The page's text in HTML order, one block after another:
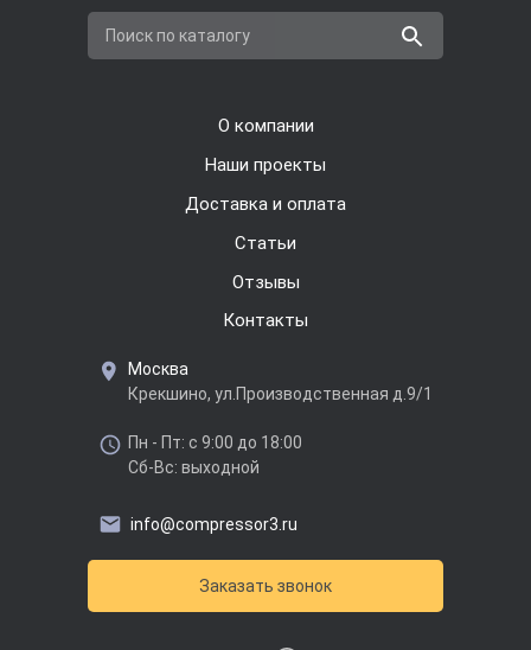
Поиск по каталогу
О компании
Наши проекты
Доставка и оплата
Cтатьи
Отзывы
Контакты
Москва
Крекшино, ул.Производственная д.9/1
Пн - Пт: с 9:00 до 18:00
Сб-Вс: выходной
info@compressor3.ru
Заказать звонок